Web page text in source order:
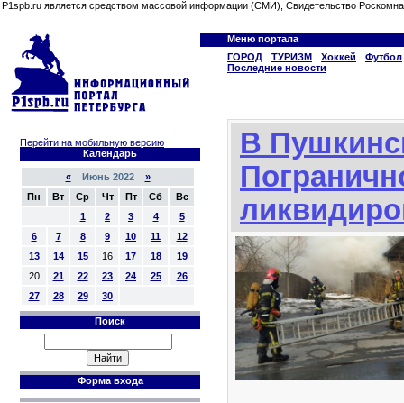
P1spb.ru является средством массовой информации (СМИ), Свидетельство
Меню портала
ГОРОД
ТУРИЗМ Хоккей
Футбол
Последние новости
Перейти на мобильную версию
Календарь
«Июнь 2022 »
Пн
Вт Ср Чт Пт Сб
Вс
1
2 3 4
5
6
7 8 9 10 11
12
13
14 15 16 17 18
19
20
21 22 23 24 25
26
27
28 29 30
Поиск
Форма входа
В